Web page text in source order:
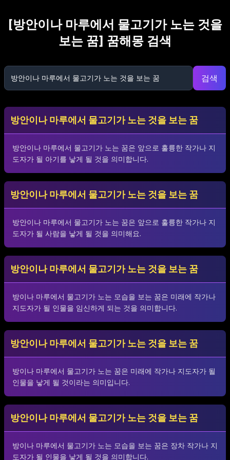
[방안이나 마루에서 물고기가 노는 것을
보는 꿈] 꿈해몽 검색
검색
방안이나 마루에서 물고기가 노는 것을 보는 꿈
방안이나 마루에서 물고기가 노는 꿈은 앞으로 훌륭한 작가나 지
도자가 될 아기를 낳게 될 것을 의미합니다.
방안이나 마루에서 물고기가 노는 것을 보는 꿈
방안이나 마루에서 물고기가 노는 꿈은 앞으로 훌륭한 작가나 지
도자가 될 사람을 낳게 될 것을 의미해요.
방안이나 마루에서 물고기가 노는 것을 보는 꿈
방이나 마루에서 물고기가 노는 모습을 보는 꿈은 미래에 작가나
지도자가 될 인물을 임신하게 되는 것을 의미합니다.
방안이나 마루에서 물고기가 노는 것을 보는 꿈
방이나 마루에서 물고기가 노는 꿈은 미래에 작가나 지도자가 될
인물을 낳게 될 것이라는 의미입니다.
방안이나 마루에서 물고기가 노는 것을 보는 꿈
방이나 마루에서 물고기가 노는 모습을 보는 꿈은 장차 작가나 지
도자가 될 인물을 낳게 될 것을 의미합니다.